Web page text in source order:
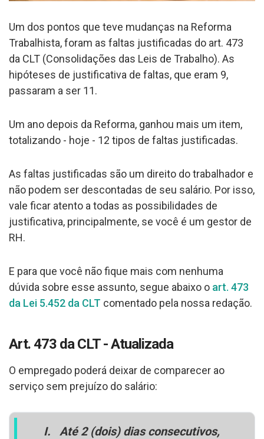
Um dos pontos que teve mudanças na Reforma
Trabalhista, foram as faltas justificadas do art. 473
da CLT (Consolidações das Leis de Trabalho). As
hipóteses de justificativa de faltas, que eram 9,
passaram a ser 11.
Um ano depois da Reforma, ganhou mais um item,
totalizando - hoje - 12 tipos de faltas justificadas.
As faltas justificadas são um direito do trabalhador e
não podem ser descontadas de seu salário. Por isso,
vale ficar atento a todas as possibilidades de
justificativa, principalmente, se você é um gestor de
RH.
E para que você não fique mais com nenhuma
dúvida sobre esse assunto, segue abaixo o art. 473
da Lei 5.452 da CLT comentado pela nossa redação.
Art. 473 da CLT - Atualizada
O empregado poderá deixar de comparecer ao
serviço sem prejuízo do salário:
I. Até 2 (dois) dias consecutivos,